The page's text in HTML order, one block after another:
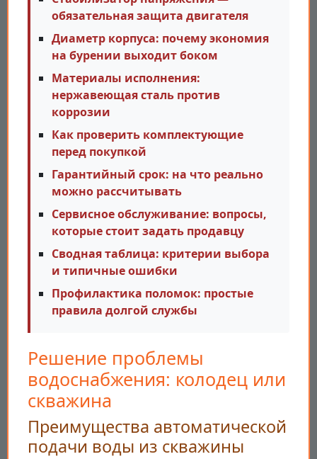
обязательная защита двигателя
Диаметр корпуса: почему экономия
на бурении выходит боком
Материалы исполнения:
нержавеющая сталь против
коррозии
Как проверить комплектующие
перед покупкой
Гарантийный срок: на что реально
можно рассчитывать
Сервисное обслуживание: вопросы,
которые стоит задать продавцу
Сводная таблица: критерии выбора
и типичные ошибки
Профилактика поломок: простые
правила долгой службы
Решение проблемы
водоснабжения: колодец или
скважина
Преимущества автоматической
подачи воды из скважины